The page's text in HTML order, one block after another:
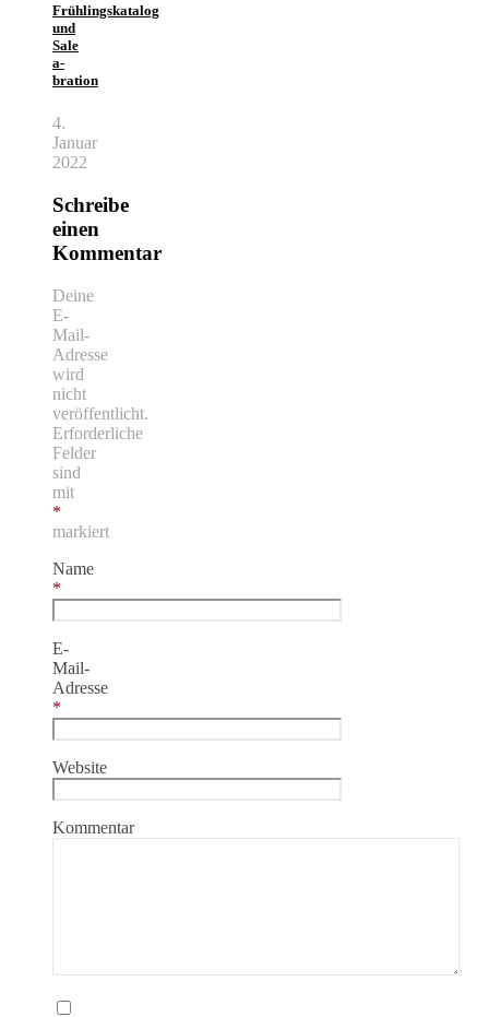
Frühlingskatalog
und
Sale
a-
bration
4.
Januar
2022
Schreibe
einen
Kommentar
Deine
E-
Mail-
Adresse
wird
nicht
veröffentlicht.
Erforderliche
Felder
sind
mit
*
markiert
Name
*
E-
Mail-
Adresse
*
Website
Kommentar